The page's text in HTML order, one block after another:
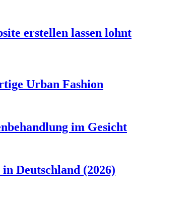
erstellen lassen lohnt
Urban Fashion
im Gesicht
Deutschland (2026)